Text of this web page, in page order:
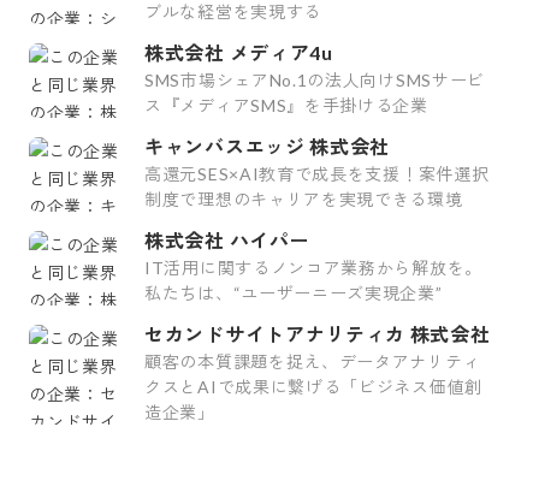
ブルな経営を実現する
株式会社 メディア4u
SMS市場シェアNo.1の法人向けSMSサービ
ス『メディアSMS』を手掛ける企業
キャンバスエッジ 株式会社
高還元SES×AI教育で成長を支援！案件選択
制度で理想のキャリアを実現できる環境
株式会社 ハイパー
IT活用に関するノンコア業務から解放を。
私たちは、“ユーザーニーズ実現企業”
セカンドサイトアナリティカ 株式会社
顧客の本質課題を捉え、データアナリティ
クスとAIで成果に繋げる「ビジネス価値創
造企業」